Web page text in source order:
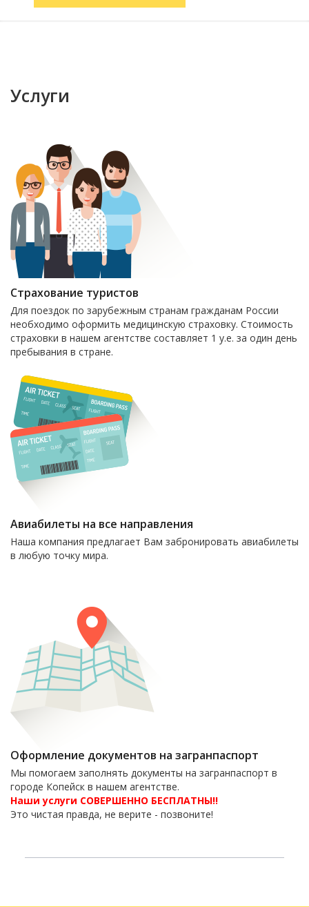
Услуги
Страхование туристов
Для поездок по зарубежным странам гражданам России
необходимо оформить медицинскую страховку. Стоимость
страховки в нашем агентстве составляет 1 у.е. за один день
пребывания в стране.
Авиабилеты на все направления
Наша компания предлагает Вам забронировать авиабилеты
в любую точку мира.
Оформление документов на загранпаспорт
Мы помогаем заполнять документы на загранпаспорт в
городе Копейск в нашем агентстве.
Наши услуги СОВЕРШЕННО БЕСПЛАТНЫ!!
Это чистая правда, не верите - позвоните!